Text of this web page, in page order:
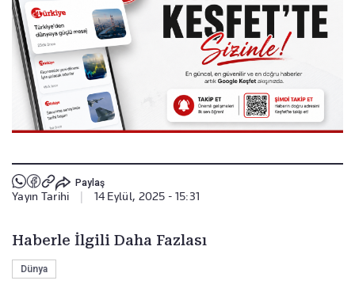
Paylaş
Yayın Tarihi 14 Eylül, 2025 - 15:31
Haberle İlgili Daha Fazlası
Dünya